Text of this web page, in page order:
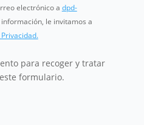
electrónico a dpd-
le invitamos a
para recoger y tratar
formulario.